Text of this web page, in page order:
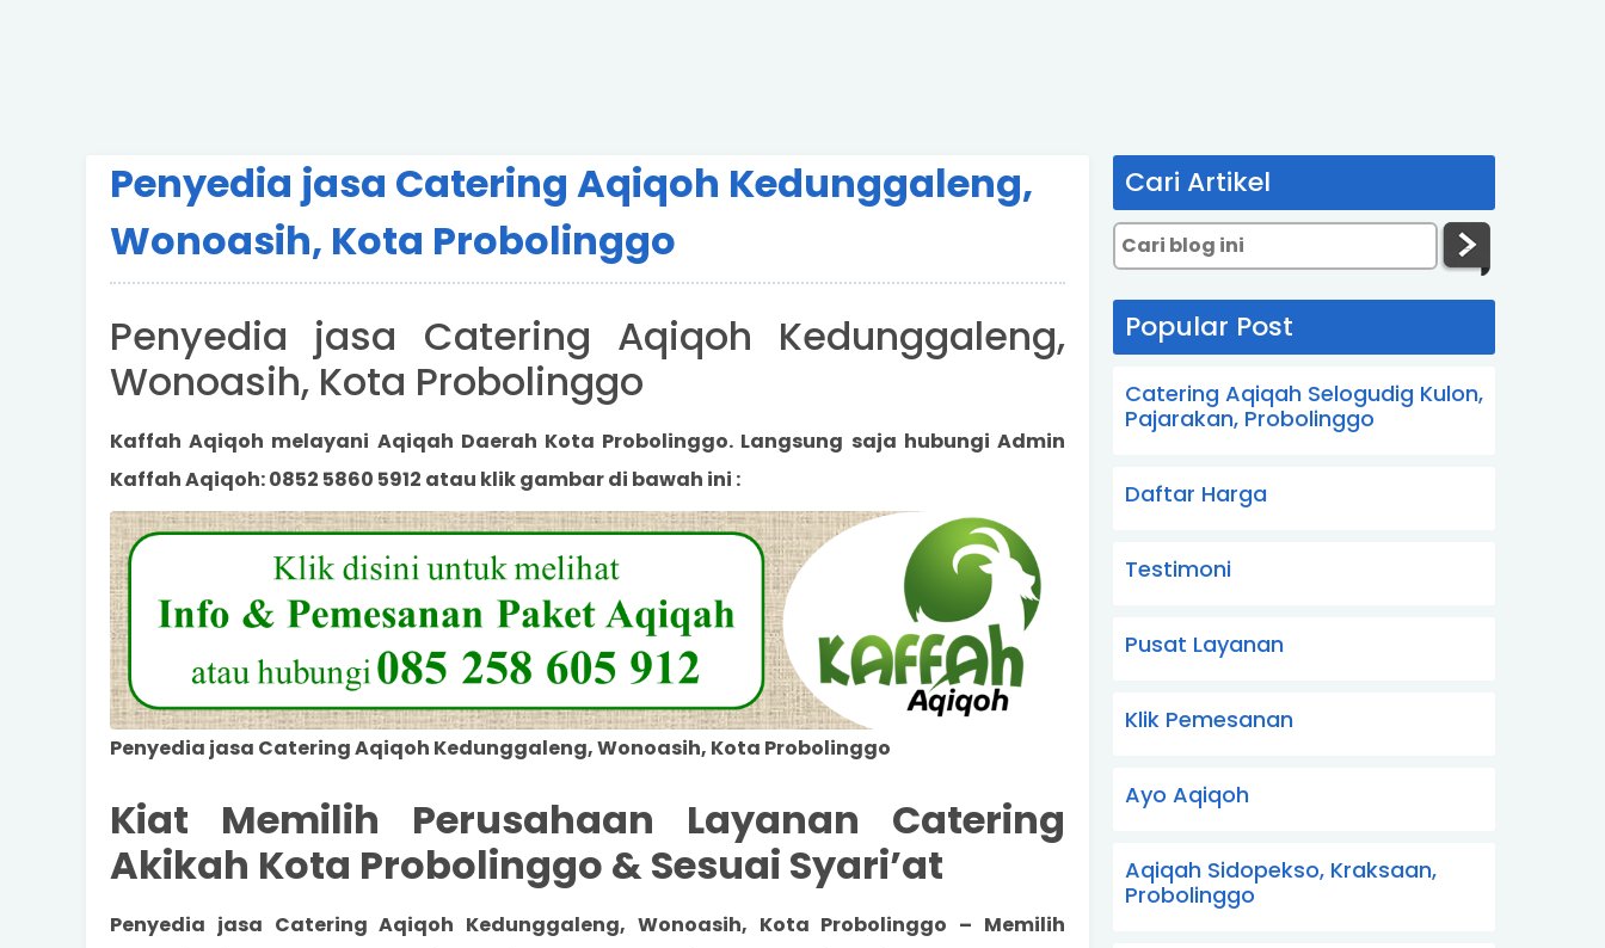
Penyedia jasa Catering Aqiqoh Kedunggaleng,
Wonoasih, Kota Probolinggo
Penyedia jasa Catering Aqiqoh Kedunggaleng,
Wonoasih, Kota Probolinggo
Kaffah Aqiqoh melayani Aqiqah Daerah Kota Probolinggo. Langsung saja hubungi Admin
Kaffah Aqiqoh: 0852 5860 5912 atau klik gambar di bawah ini :
Penyedia jasa Catering Aqiqoh Kedunggaleng, Wonoasih, Kota Probolinggo
Kiat Memilih Perusahaan Layanan Catering
Akikah Kota Probolinggo & Sesuai Syari’at
Penyedia jasa Catering Aqiqoh Kedunggaleng, Wonoasih, Kota Probolinggo – Memilih
Cari Artikel
Popular Post
Catering Aqiqah Selogudig Kulon,
Pajarakan, Probolinggo
Daftar Harga
Testimoni
Pusat Layanan
Klik Pemesanan
Ayo Aqiqoh
Aqiqah Sidopekso, Kraksaan,
Probolinggo